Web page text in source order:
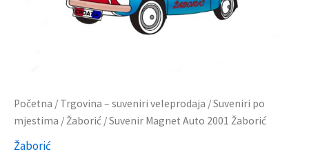
Početna / Trgovina – suveniri veleprodaja /Suveniri po
mjestima /Žaborić / Suvenir Magnet Auto 2001 Žaborić
Žaborić